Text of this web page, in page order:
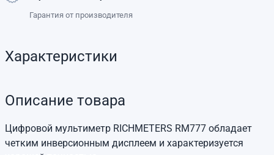
Гарантия от производителя
Характеристики
Описание товара
Цифровой мультиметр RICHMETERS RM777 обладает
четким инверсионным дисплеем и характеризуется